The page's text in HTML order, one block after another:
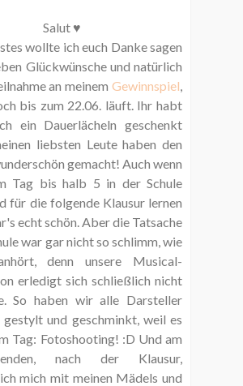
Salut ♥
wollte ich euch Danke sagen
Glückwünsche und natürlich
an meinem Gewinnspiel,
bis zum 22.06. läuft. Ihr habt
ein Dauerlächeln geschenkt
liebsten Leute haben den
gemacht! Auch wenn
Tag bis halb 5 in der Schule
für die folgende Klausur lernen
echt schön. Aber die Tatsache
war gar nicht so schlimm, wie
denn unsere Musical-
erledigt sich schließlich nicht
So haben wir alle Darsteller
und geschminkt, weil es
Tag: Fotoshooting! :D Und am
nach der Klausur,
mich mit meinen Mädels und